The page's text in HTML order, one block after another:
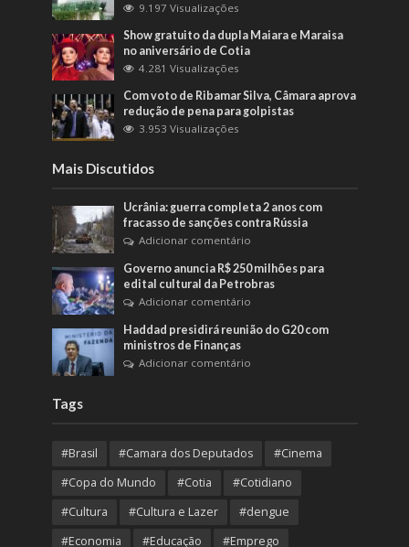
9.197 Visualizações
Show gratuito da dupla Maiara e Maraisa
no aniversário de Cotia
4.281 Visualizações
Com voto de Ribamar Silva, Câmara aprova
redução de pena para golpistas
3.953 Visualizações
Mais Discutidos
Ucrânia: guerra completa 2 anos com
fracasso de sanções contra Rússia
Adicionar comentário
Governo anuncia R$ 250 milhões para
edital cultural da Petrobras
Adicionar comentário
Haddad presidirá reunião do G20 com
ministros de Finanças
Adicionar comentário
Tags
#Brasil #Camara dos Deputados
#Cinema
#Copa do Mundo
#Cotia
#Cotidiano
#Cultura
#Cultura e Lazer
#dengue
#Economia
#Educação #Emprego